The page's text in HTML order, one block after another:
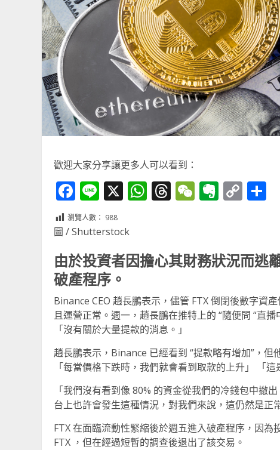
歡迎大家分享讓更多人可以看到：
Facebook
Line
X WhatsApp
Threads
WeChat
Copy
瀏覽人數： 988
圖 / Shutterstock
由於投資者因擔心其財務狀況而逃
破產程序。
Binance CEO 趙長鵬表示，儘管 FTX 倒閉後數字資
且運營正常。週一，趙長鵬在推特上的 “隨便問 “直
「沒有關於大量提款的消息。」
趙長鵬表示，Binance 已經看到 “提款略有增加”，
「每當價格下跌時，我們就會看到取款的上升」 「這
「我們沒有看到像 80% 的資金從我們的冷錢包中撤
台上也許會發生這種情況，對我們來說，這仍然是正
FTX 在面臨流動性緊縮後於週五進入破產程序，因
FTX ，但在經過短暫的調查後退出了該交易。